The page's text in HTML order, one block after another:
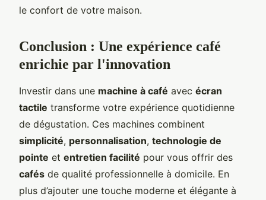
le confort de votre maison.
Conclusion : Une expérience café
enrichie par l'innovation
Investir dans une machine à café avec écran
tactile transforme votre expérience quotidienne
de dégustation. Ces machines combinent
simplicité, personnalisation, technologie de
pointe et entretien facilité pour vous offrir des
cafés de qualité professionnelle à domicile. En
plus d’ajouter une touche moderne et élégante à